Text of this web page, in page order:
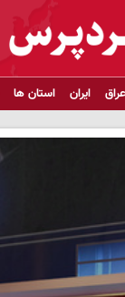
عراق ایران استان ها